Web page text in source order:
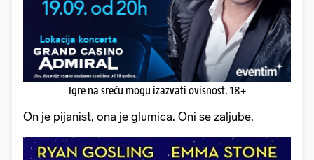
Igre na sreću mogu izazvati ovisnost. 18+
On je pijanist, ona je glumica. Oni se zaljube.